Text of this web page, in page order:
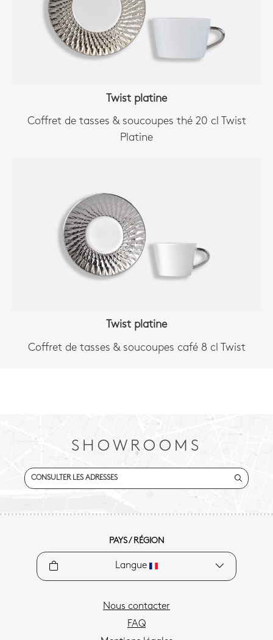
Twist platine
Coffret de tasses & soucoupes thé 20 cl Twist
Platine
Twist platine
Coffret de tasses & soucoupes café 8 cl Twist
SHOWROOMS
CONSULTER LES ADRESSES
PAYS / RÉGION
Langue
Nous contacter
FAQ